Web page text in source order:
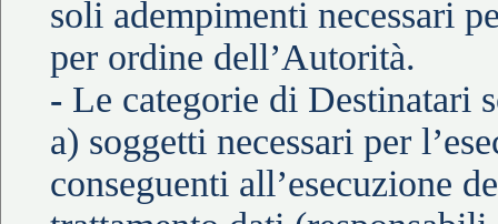
soli adempimenti necessari
per ordine dell’Autorità.
- Le categorie di Destinatari
a) soggetti necessari per
conseguenti all’esecuzione